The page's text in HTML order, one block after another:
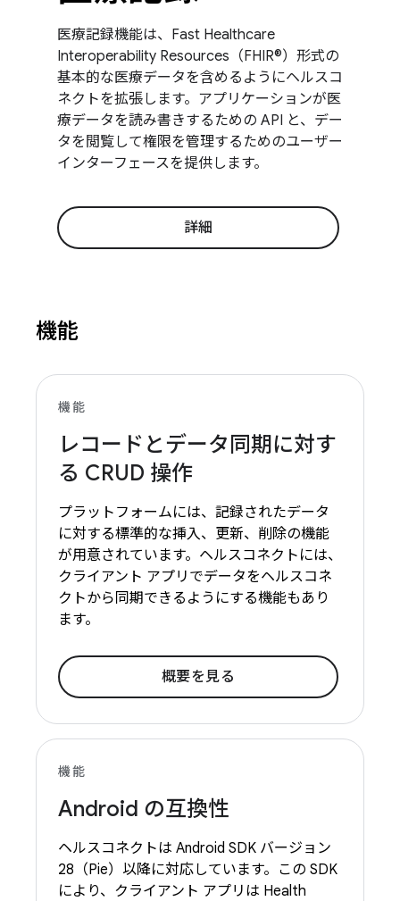
医療記録機能は、Fast Healthcare
Interoperability Resources（FHIR®）形式の
基本的な医療データを含めるようにヘルスコ
ネクトを拡張します。アプリケーションが医
療データを読み書きするための API と、デー
タを閲覧して権限を管理するためのユーザー
インターフェースを提供します。
詳細
機能
機能
レコードとデータ同期に対す
る CRUD 操作
プラットフォームには、記録されたデータ
に対する標準的な挿入、更新、削除の機能
が用意されています。ヘルスコネクトには、
クライアント アプリでデータをヘルスコネ
クトから同期できるようにする機能もあり
ます。
概要を見る
機能
Android の互換性
ヘルスコネクトは Android SDK バージョン
28（Pie）以降に対応しています。この SDK
により、クライアント アプリは Health